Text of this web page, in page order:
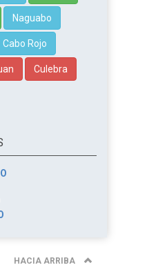
Naguabo
Cabo Rojo
Culebra
HACIA ARRIBA